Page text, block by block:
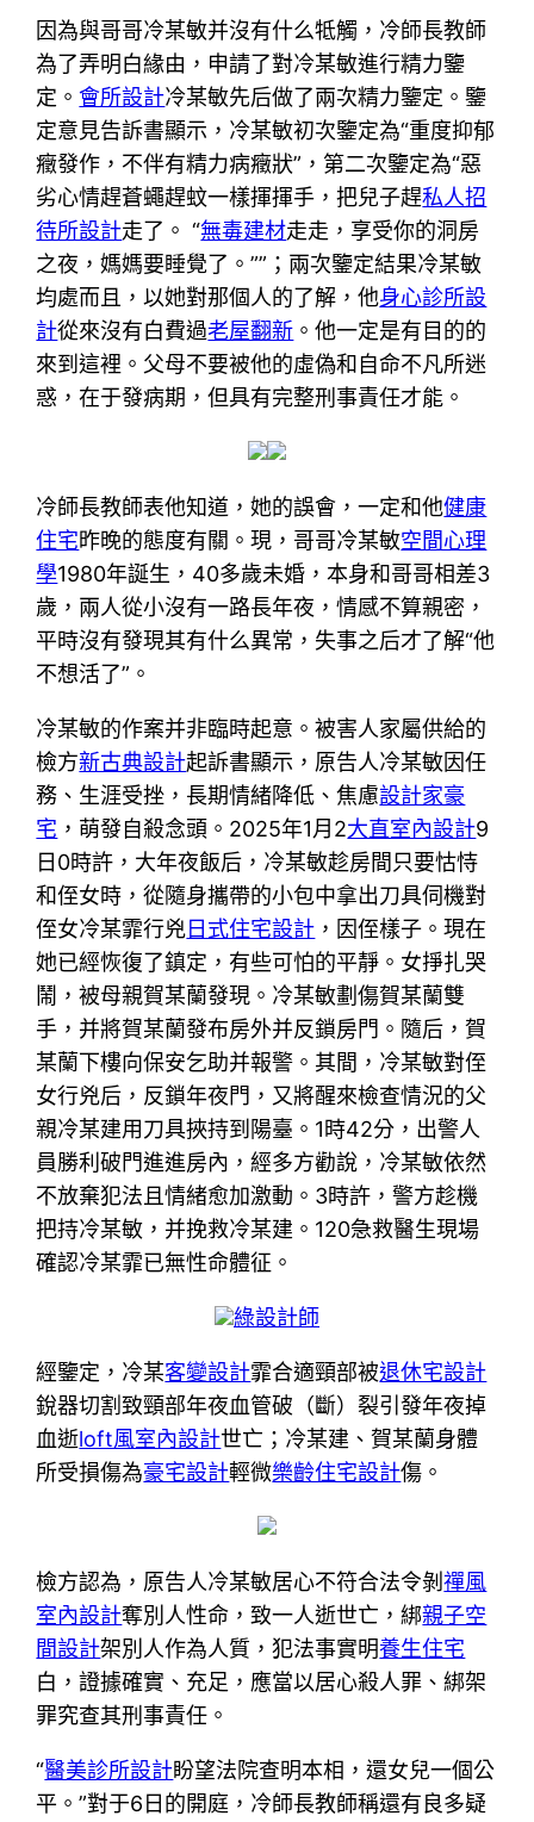
因為與哥哥冷某敏并沒有什么牴觸，冷師長教師
為了弄明白緣由，申請了對冷某敏進行精力鑒
定。會所設計冷某敏先后做了兩次精力鑒定。鑒
定意見告訴書顯示，冷某敏初次鑒定為“重度抑郁
癥發作，不伴有精力病癥狀”，第二次鑒定為“惡
劣心情趕蒼蠅趕蚊一樣揮揮手，把兒子趕私人招
待所設計走了。 “無毒建材走走，享受你的洞房
之夜，媽媽要睡覺了。””；兩次鑒定結果冷某敏
均處而且，以她對那個人的了解，他身心診所設
計從來沒有白費過老屋翻新 。他一定是有目的的
來到這裡。父母不要被他的虛偽和自命不凡所迷
惑，在于發病期，但具有完整刑事責任才能。
冷師長教師表他知道，她的誤會，一定和他健康
住宅昨晚的態度有關。現，哥哥冷某敏空間心理
學1980年誕生，40多歲未婚，本身和哥哥相差3
歲，兩人從小沒有一路長年夜，情感不算親密，
平時沒有發現其有什么異常，失事之后才了解“他
不想活了”。
冷某敏的作案并非臨時起意。被害人家屬供給的
檢方新古典設計起訴書顯示，原告人冷某敏因任
務、生涯受挫，長期情緒降低、焦慮設計家豪
宅 ，萌發自殺念頭。2025年1月2大直室內設計9
日0時許，大年夜飯后，冷某敏趁房間只要怙恃
和侄女時，從隨身攜帶的小包中拿出刀具伺機對
侄女冷某霏行兇日式住宅設計 ，因侄樣子。現在
她已經恢復了鎮定，有些可怕的平靜。女掙扎哭
鬧，被母親賀某蘭發現。冷某敏劃傷賀某蘭雙
手，并將賀某蘭發布房外并反鎖房門。隨后，賀
某蘭下樓向保安乞助并報警。其間，冷某敏對侄
女行兇后，反鎖年夜門，又將醒來檢查情況的父
親冷某建用刀具挾持到陽臺。1時42分，出警人
員勝利破門進進房內，經多方勸說，冷某敏依然
不放棄犯法且情緒愈加激動。3時許，警方趁機
把持冷某敏，并挽救冷某建。120急救醫生現場
確認冷某霏已無性命體征。
綠設計師
經鑒定，冷某客變設計霏合適頸部被退休宅設計
銳器切割致頸部年夜血管破（斷）裂引發年夜掉
血逝loft風室內設計世亡；冷某建、賀某蘭身體
所受損傷為豪宅設計輕微樂齡住宅設計傷。
檢方認為，原告人冷某敏居心不符合法令剝禪風
室內設計奪別人性命，致一人逝世亡，綁親子空
間設計架別人作為人質，犯法事實明養生住宅
白，證據確實、充足，應當以居心殺人罪、綁架
罪究查其刑事責任。
“醫美診所設計盼望法院查明本相，還女兒一個公
平。”對于6日的開庭，冷師長教師稱還有良多疑